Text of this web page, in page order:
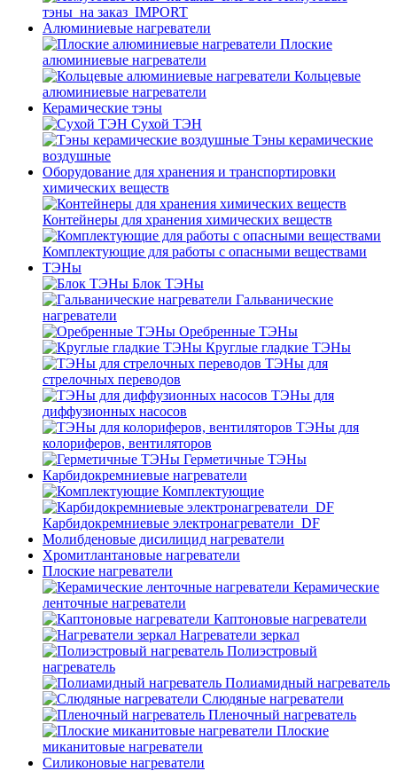
тэны_на заказ_IMPORT
Алюминиевые нагреватели
Плоские
алюминиевые нагреватели
Кольцевые
алюминиевые нагреватели
Керамические тэны
Сухой ТЭН
Тэны керамические
воздушные
Оборудование для хранения и транспортировки
химических веществ
Контейнеры для хранения химических веществ
Комплектующие для работы с опасными веществами
ТЭНы
Блок ТЭНы
Гальванические
нагреватели
Оребренные ТЭНы
Круглые гладкие ТЭНы
ТЭНы для
стрелочных переводов
ТЭНы для
диффузионных насосов
ТЭНы для
колориферов, вентиляторов
Герметичные ТЭНы
Карбидокремниевые нагреватели
Комплектующие
Карбидокремниевые электронагреватели_DF
Молибденовые дисилицид нагреватели
Хромитлантановые нагреватели
Плоские нагреватели
Керамические
ленточные нагреватели
Каптоновые нагреватели
Нагреватели зеркал
Полиэстровый
нагреватель
Полиамидный нагреватель
Слюдяные нагреватели
Пленочный нагреватель
Плоские
миканитовые нагреватели
Силиконовые нагреватели